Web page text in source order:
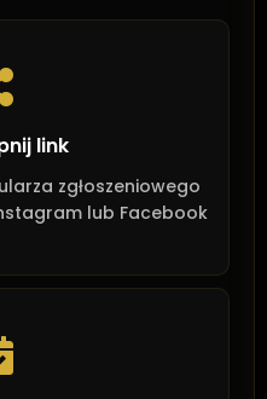
link
zgłoszeniowego
lub Facebook